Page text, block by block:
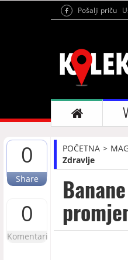
Pošalji priču
0
Share
0
Komentari
POČETNA
Zdravlje